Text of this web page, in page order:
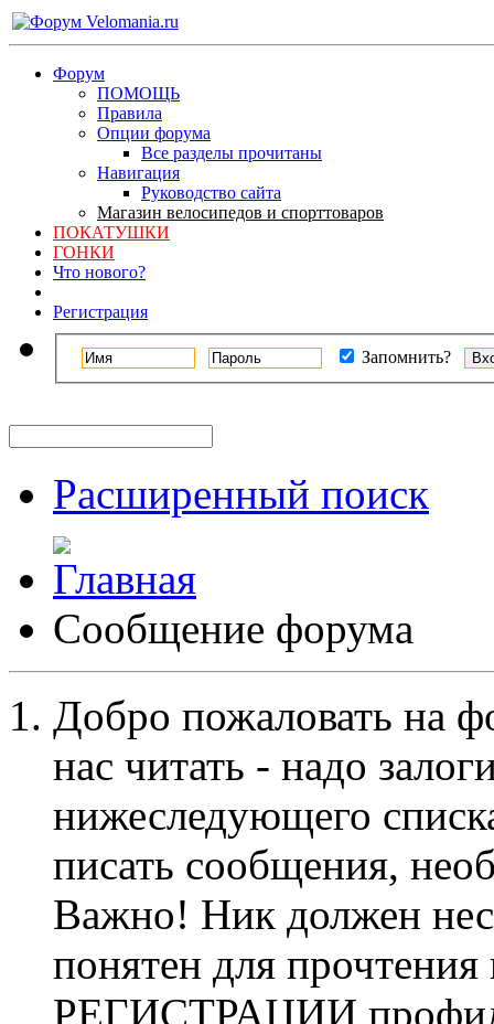
Форум
ПОМОЩЬ
Правила
Опции форума
Все разделы прочитаны
Навигация
Руководство сайта
Магазин велосипедов и спорттоваров
ПОКАТУШКИ
ГОНКИ
Что нового?
Регистрация
Запомнить?
Расширенный поиск
Сообщение форума
Добро пожаловать на
нас читать - надо
нижеследующего
писать сообщения,
Важно! Ник должен
понятен для
РЕГИСТРАЦИИ профиль